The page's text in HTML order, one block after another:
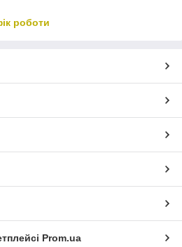
роботи
Prom.ua